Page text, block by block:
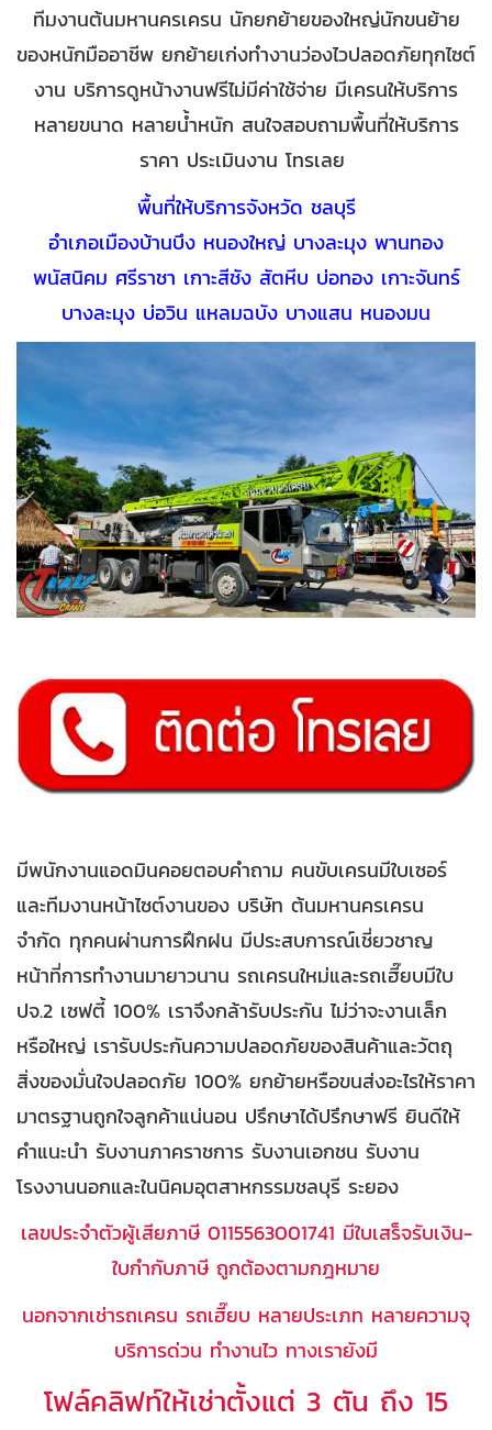
ทีมงานต้นมหานครเครน นักยกย้ายของใหญ่นักขนย้าย
ของหนักมืออาชีพ ยกย้ายเก่งทำงานว่องไวปลอดภัยทุกไซต์
งาน บริการดูหน้างานฟรีไม่มีค่าใช้จ่าย มีเครนให้บริการ
หลายขนาด หลายน้ำหนัก สนใจสอบถามพื้นที่ให้บริการ
ราคา ประเมินงาน โทรเลย
พื้นที่ให้บริการจังหวัด ชลบุรี
อำเภอเมืองบ้านบึง หนองใหญ่ บางละมุง พานทอง
พนัสนิคม ศรีราชา เกาะสีชัง สัตหีบ บ่อทอง เกาะจันทร์
บางละมุง บ่อวิน แหลมฉบัง บางแสน หนองมน
มีพนักงานแอดมินคอยตอบคำถาม คนขับเครนมีใบเซอร์
และทีมงานหน้าไซต์งานของ บริษัท ต้นมหานครเครน
จำกัด ทุกคนผ่านการฝึกฝน มีประสบการณ์เชี่ยวชาญ
หน้าที่การทำงานมายาวนาน รถเครนใหม่และรถเฮี๊ยบมีใบ
ปจ.2 เซฟตี้ 100% เราจึงกล้ารับประกัน ไม่ว่าจะงานเล็ก
หรือใหญ่ เรารับประกันความปลอดภัยของสินค้าและวัตถุ
สิ่งของมั่นใจปลอดภัย 100% ยกย้ายหรือขนส่งอะไรให้ราคา
มาตรฐานถูกใจลูกค้าแน่นอน ปรึกษาได้ปรึกษาฟรี ยินดีให้
คำแนะนำ รับงานภาคราชการ รับงานเอกชน รับงาน
โรงงานนอกและในนิคมอุตสาหกรรมชลบุรี ระยอง
เลขประจำตัวผู้เสียภาษี 0115563001741 มีใบเสร็จรับเงิน-
ใบกำกับภาษี ถูกต้องตามกฎหมาย
นอกจากเช่ารถเครน รถเฮี๊ยบ หลายประเภท หลายความจุ
บริการด่วน ทำงานไว ทางเรายังมี
โฟล์คลิฟท์ให้เช่าตั้งแต่ 3 ตัน ถึง 15